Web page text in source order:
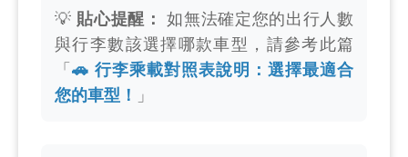
💡 貼心提醒：
如無法確定您的出行人數
與行李數該選擇哪款車型，請參考此篇
「 🚗 行李乘載對照表說明：選擇最適合
您的車型！
」